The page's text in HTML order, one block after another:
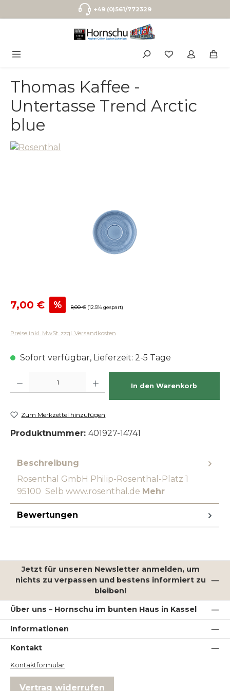
Zum Hauptinhalt springen+49 (0)561/772329
Thomas Kaffee -
Untertasse Trend Arctic
blue
Verkaufspreis:
7,00 € % Regulärer Preis:
8,00 € (12.5% gespart)
Preise inkl. MwSt. zzgl. Versandkosten
Sofort verfügbar, Lieferzeit: 2-5 Tage
In den Warenkorb
Zum Merkzettel hinzufügen
Produktnummer: 401927-14741
Beschreibung
Rosenthal GmbH Philip-Rosenthal-Platz 1
95100 Selb www.rosenthal.de Mehr
Bewertungen
Jetzt für unseren Newsletter anmelden, um
nichts zu verpassen und bestens informiert zu
bleiben!
Über uns – Hornschu im bunten Haus in Kassel
Informationen
Kontakt
Kontaktformular
Vertrag widerrufen